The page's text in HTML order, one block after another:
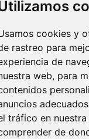
cookies y
rastreo para
de
web, para
tráfico en
de
90 días
a Trees.org
plantamos un árbol.